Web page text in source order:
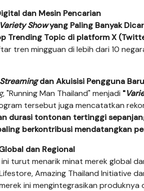
dan Mesin Pencarian
Variety Showyang Paling Banyak
Trending Topic di platform X
tren mingguan di lebih dari 10
Streamingdan Akuisisi Pengguna Baru
, "Running Man Thailand" menjadi "
tersebut juga mencatatkan
durasi tontonan tertinggi
berkontribusi mendatangkan
dan Regional
turut menarik minat merek global
Amazing Thailand Initiative
ini mengintegrasikan produknya